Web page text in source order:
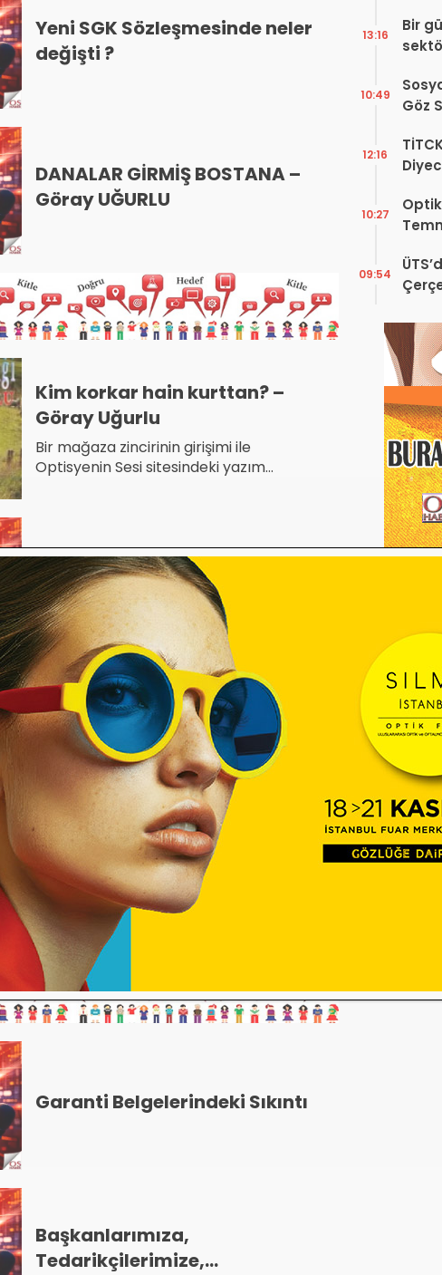
Yeni SGK Sözleşmesinde neler
değişti ?
DANALAR GİRMİŞ BOSTANA –
Göray UĞURLU
Kim korkar hain kurttan? –
Göray Uğurlu
Bir mağaza zincirinin girişimi ile
Optisyenin Sesi sitesindeki yazım
Sorulamayan Sorular – Ahmet
Derman
Reklamlar yine zıvanadan
çıktı-Taylan KÜÇÜKER
Camlar hep temiz kalacak
Garanti Belgelerindeki Sıkıntı
Başkanlarımıza,
Tedarikçilerimize,
Bir
13:16
Göz
10:49
12:16
10:27
09:54